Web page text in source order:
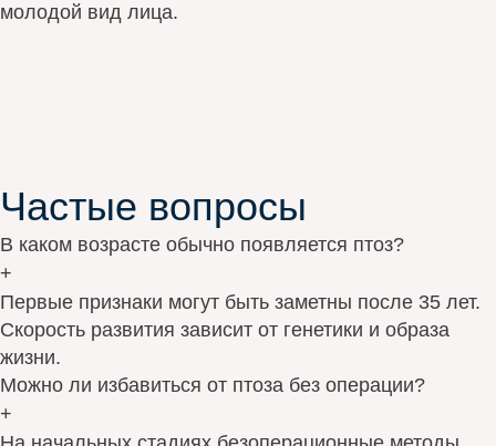
молодой вид лица.
Частые вопросы
В каком возрасте обычно появляется птоз?
+
Первые признаки могут быть заметны после 35 лет.
Скорость развития зависит от генетики и образа
жизни.
Можно ли избавиться от птоза без операции?
+